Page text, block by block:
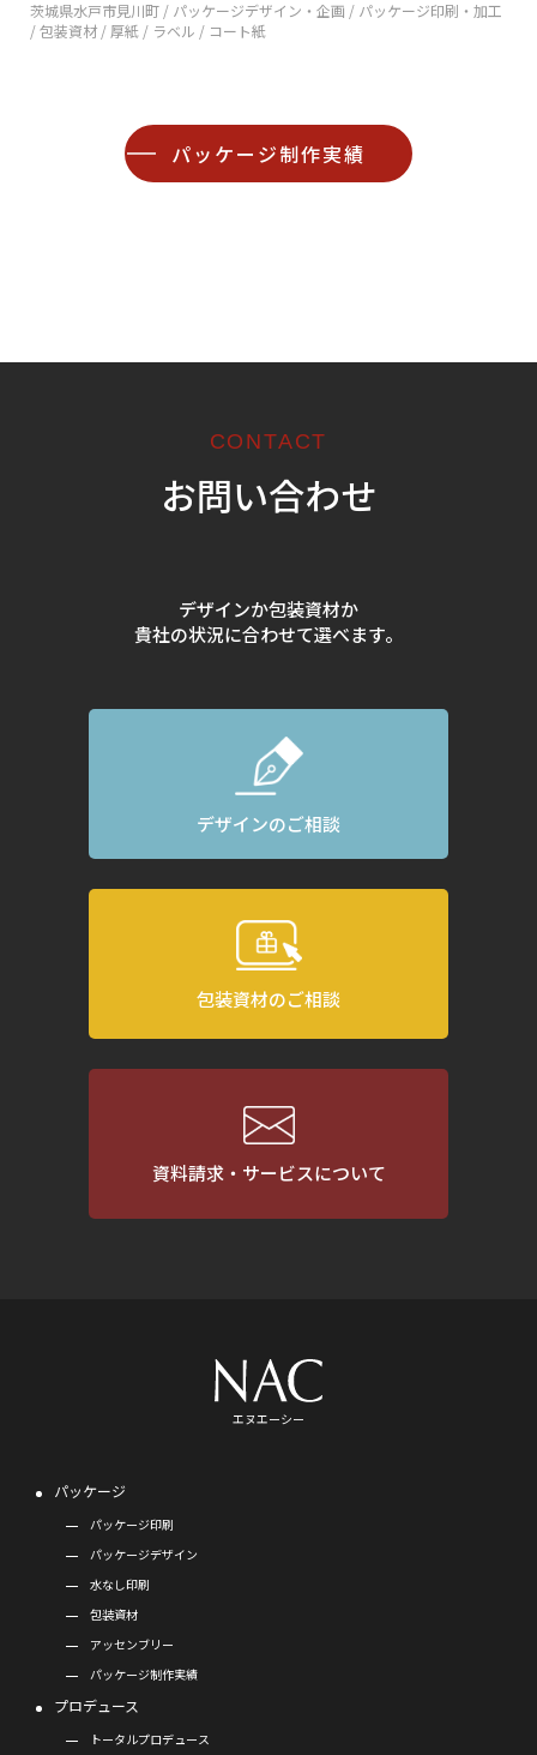
茨城県水戸市見川町 / パッケージデザイン・企画 / パッケージ印刷・加工
/ 包装資材 / 厚紙 / ラベル / コート紙
パッケージ制作実績
CONTACT
お問い合わせ
デザインか包装資材か
貴社の状況に合わせて選べます。
デザインのご相談
包装資材のご相談
資料請求・サービスについて
エヌエーシー
パッケージ
パッケージ印刷
パッケージデザイン
水なし印刷
包装資材
アッセンブリー
パッケージ制作実績
プロデュース
トータルプロデュース